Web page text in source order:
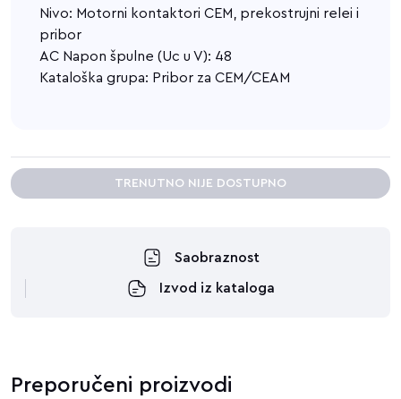
Nivo: Motorni kontaktori CEM, prekostrujni relei i
pribor
AC Napon špulne (Uc u V): 48
Kataloška grupa: Pribor za CEM/CEAM
TRENUTNO NIJE DOSTUPNO
Saobraznost
Izvod iz kataloga
Preporučeni proizvodi